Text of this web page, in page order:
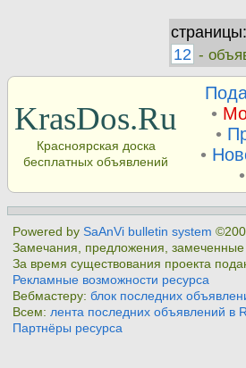
страницы:
12 -
KrasDos.Ru
Красноярская доска
бесплатных объявлений
•
•
•
•
Powered bySaAnVi bulletin system
Замечания, предложения,
За время существования проекта
Рекламные возможности ресурса
Вебмастеру:блок последних
Всем: лента последних объявлений в
Партнёры ресурса